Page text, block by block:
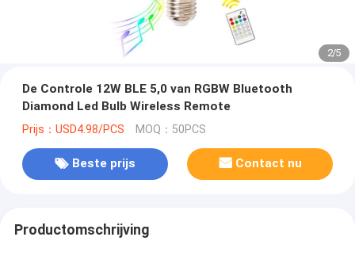
2/5
De Controle 12W BLE 5,0 van RGBW Bluetooth
Diamond Led Bulb Wireless Remote
Prijs：USD4.98/PCS MOQ：50PCS
Beste prijs Contact nu
Productomschrijving